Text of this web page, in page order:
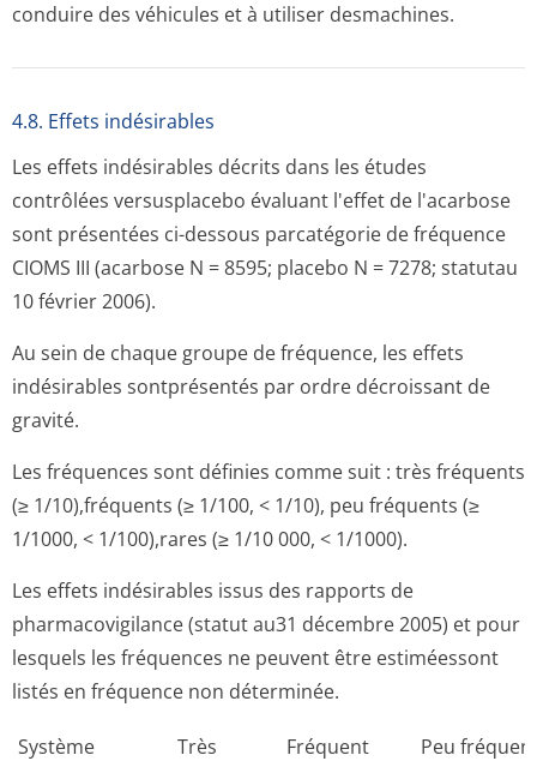
conduire des véhicules et à utiliser desmachines.
4.8. Effets indésirables
Les effets indésirables décrits dans les études
contrôlées versusplacebo évaluant l'effet de l'acarbose
sont présentées ci-dessous parcatégorie de fréquence
CIOMS III (acarbose N = 8595; placebo N = 7278; statutau
10 février 2006).
Au sein de chaque groupe de fréquence, les effets
indésirables sontprésentés par ordre décroissant de
gravité.
Les fréquences sont définies comme suit : très fréquents
(≥ 1/10),fréquents (≥ 1/100, < 1/10), peu fréquents (≥
1/1000, < 1/100),rares (≥ 1/10 000, < 1/1000).
Les effets indésirables issus des rapports de
pharmacovigilance (statut au31 décembre 2005) et pour
lesquels les fréquences ne peuvent être estiméessont
listés en fréquence non déterminée.
Système
Très
Fréquent Peu